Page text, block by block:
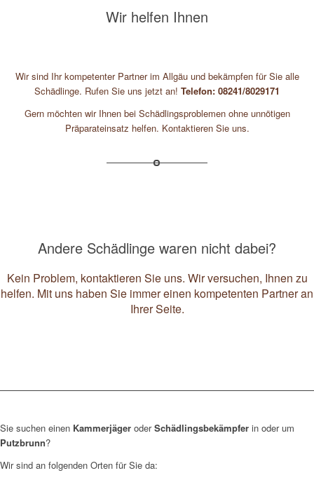
Wir helfen Ihnen
Wir sind Ihr kompetenter Partner im Allgäu und bekämpfen für Sie alle
Schädlinge. Rufen Sie uns jetzt an! Telefon: 08241/8029171
Gern möchten wir Ihnen bei Schädlingsproblemen ohne unnötigen
Präparateinsatz helfen. Kontaktieren Sie uns.
Andere Schädlinge waren nicht dabei?
Kein Problem, kontaktieren Sie uns. Wir versuchen, Ihnen zu
helfen. Mit uns haben Sie immer einen kompetenten Partner an
Ihrer Seite.
Sie suchen einen Kammerjäger oderSchädlingsbekämpfer in oder um
Putzbrunn?
Wir sind an folgenden Orten für Sie da: